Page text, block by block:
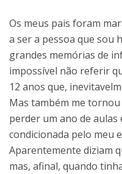
Os meus pais foram
a ser a pessoa que sou
grandes memórias de
impossível não referir
12 anos que,
Mas também me
perder um ano de
condicionada pelo meu
Aparentemente diziam
mas, afinal, quando